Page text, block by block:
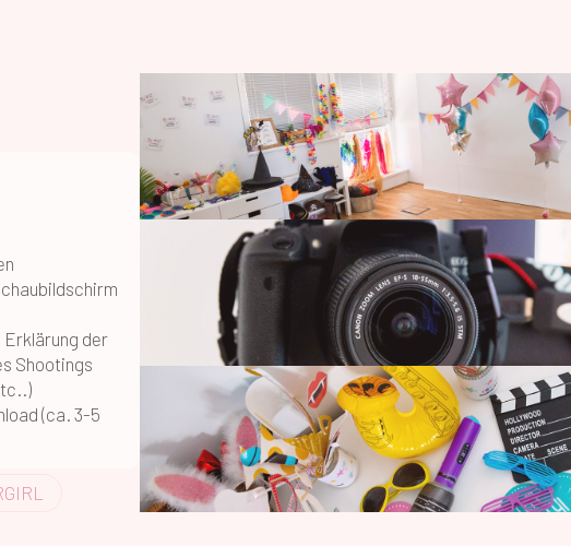
der
Shootings
(ca. 3-5